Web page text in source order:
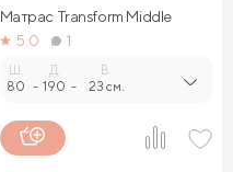
Матрас Transform Middle
5.0
1
Ш.
80 -
Д.
190 -
В.
23 см.